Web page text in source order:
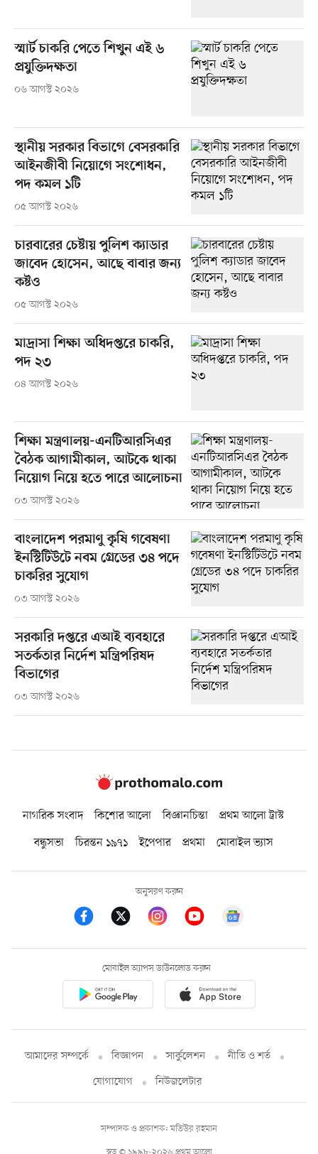
স্মার্ট চাকরি পেতে শিখুন এই ৬
প্রযুক্তিদক্ষতা
০৬ আগস্ট ২০২৬
স্থানীয় সরকার বিভাগে বেসরকারি
আইনজীবী নিয়োগে সংশোধন,
পদ কমল ১টি
০৫ আগস্ট ২০২৬
চারবারের চেষ্টায় পুলিশ ক্যাডার
জাবেদ হোসেন, আছে বাবার জন্য
কষ্টও
০৫ আগস্ট ২০২৬
মাদ্রাসা শিক্ষা অধিদপ্তরে চাকরি,
পদ ২৩
০৪ আগস্ট ২০২৬
শিক্ষা মন্ত্রণালয়-এনটিআরসিএর
বৈঠক আগামীকাল, আটকে থাকা
নিয়োগ নিয়ে হতে পারে আলোচনা
০৩ আগস্ট ২০২৬
বাংলাদেশ পরমাণু কৃষি গবেষণা
ইনস্টিটিউটে নবম গ্রেডের ৩৪ পদে
চাকরির সুযোগ
০৩ আগস্ট ২০২৬
সরকারি দপ্তরে এআই ব্যবহারে
সতর্কতার নির্দেশ মন্ত্রিপরিষদ
বিভাগের
০৩ আগস্ট ২০২৬
নাগরিক সংবাদ কিশোর আলো বিজ্ঞানচিন্তা
প্রথম আলো ট্রাস্ট
বন্ধুসভা
চিরন্তন ১৯৭১ ইপেপার প্রথমা মোবাইল ভ্যাস
অনুসরণ করুন
মোবাইল অ্যাপস ডাউনলোড করুন
আমাদের সম্পর্কে বিজ্ঞাপন সার্কুলেশন
নীতি ও শর্ত
যোগাযোগ
নিউজলেটার
সম্পাদক ও প্রকাশক: মতিউর রহমান